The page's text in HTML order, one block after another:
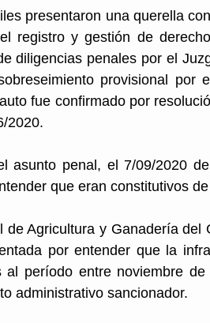
presentaron una querella
registro y gestión de
diligencias penales por el
provisional por
fue confirmado por
2020.
asunto penal, el 7/09/2020
que eran constitutivos
de Agricultura y Ganadería
por entender que la
al período entre noviembre
administrativo sancionador.